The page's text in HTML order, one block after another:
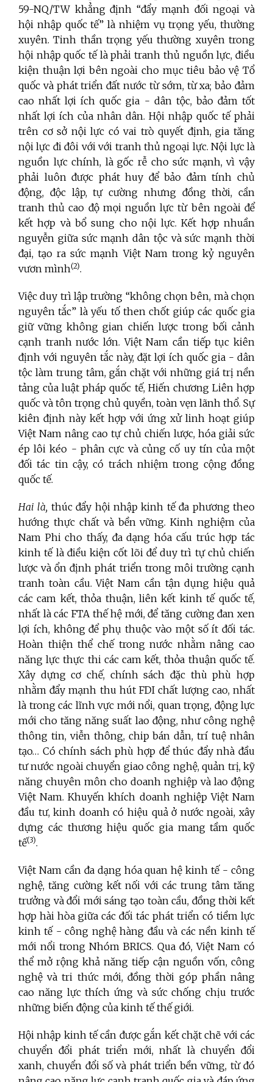
59-NQ/TW khẳng định “đẩy mạnh đối ngoại và
hội nhập quốc tế” là nhiệm vụ trọng yếu, thường
xuyên. Tinh thần trọng yếu thường xuyên trong
hội nhập quốc tế là phải tranh thủ nguồn lực, điều
kiện thuận lợi bên ngoài cho mục tiêu bảo vệ Tổ
quốc và phát triển đất nước từ sớm, từ xa; bảo đảm
cao nhất lợi ích quốc gia - dân tộc, bảo đảm tốt
nhất lợi ích của nhân dân. Hội nhập quốc tế phải
trên cơ sở nội lực có vai trò quyết định, gia tăng
nội lực đi đôi với với tranh thủ ngoại lực. Nội lực là
nguồn lực chính, là gốc rễ cho sức mạnh, vì vậy
phải luôn được phát huy để bảo đảm tính chủ
động, độc lập, tự cường nhưng đồng thời, cần
tranh thủ cao độ mọi nguồn lực từ bên ngoài để
kết hợp và bổ sung cho nội lực. Kết hợp nhuần
nguyễn giữa sức mạnh dân tộc và sức mạnh thời
đại, tạo ra sức mạnh Việt Nam trong kỷ nguyên
vươn mình(2).
Việc duy trì lập trường “không chọn bên, mà chọn
nguyên tắc” là yếu tố then chốt giúp các quốc gia
giữ vững không gian chiến lược trong bối cảnh
cạnh tranh nước lớn. Việt Nam cần tiếp tục kiên
định với nguyên tắc này, đặt lợi ích quốc gia - dân
tộc làm trung tâm, gắn chặt với những giá trị nền
tảng của luật pháp quốc tế, Hiến chương Liên hợp
quốc và tôn trọng chủ quyền, toàn vẹn lãnh thổ. Sự
kiên định này kết hợp với ứng xử linh hoạt giúp
Việt Nam nâng cao tự chủ chiến lược, hóa giải sức
ép lôi kéo - phân cực và củng cố uy tín của một
đối tác tin cậy, có trách nhiệm trong cộng đồng
quốc tế.
Hai là, thúc đẩy hội nhập kinh tế đa phương theo
hướng thực chất và bền vững. Kinh nghiệm của
Nam Phi cho thấy, đa dạng hóa cấu trúc hợp tác
kinh tế là điều kiện cốt lõi để duy trì tự chủ chiến
lược và ổn định phát triển trong môi trường cạnh
tranh toàn cầu. Việt Nam cần tận dụng hiệu quả
các cam kết, thỏa thuận, liên kết kinh tế quốc tế,
nhất là các FTA thế hệ mới, để tăng cường đan xen
lợi ích, không để phụ thuộc vào một số ít đối tác.
Hoàn thiện thể chế trong nước nhằm nâng cao
năng lực thực thi các cam kết, thỏa thuận quốc tế.
Xây dựng cơ chế, chính sách đặc thù phù hợp
nhằm đẩy mạnh thu hút FDI chất lượng cao, nhất
là trong các lĩnh vực mới nổi, quan trọng, động lực
mới cho tăng năng suất lao động, như công nghệ
thông tin, viễn thông, chip bán dẫn, trí tuệ nhân
tạo… Có chính sách phù hợp để thúc đẩy nhà đầu
tư nước ngoài chuyển giao công nghệ, quản trị, kỹ
năng chuyên môn cho doanh nghiệp và lao động
Việt Nam. Khuyến khích doanh nghiệp Việt Nam
đầu tư, kinh doanh có hiệu quả ở nước ngoài, xây
dựng các thương hiệu quốc gia mang tầm quốc
tế(3).
Việt Nam cần đa dạng hóa quan hệ kinh tế - công
nghệ, tăng cường kết nối với các trung tâm tăng
trưởng và đổi mới sáng tạo toàn cầu, đồng thời kết
hợp hài hòa giữa các đối tác phát triển có tiềm lực
kinh tế - công nghệ hàng đầu và các nền kinh tế
mới nổi trong Nhóm BRICS. Qua đó, Việt Nam có
thể mở rộng khả năng tiếp cận nguồn vốn, công
nghệ và tri thức mới, đồng thời góp phần nâng
cao năng lực thích ứng và sức chống chịu trước
những biến động của kinh tế thế giới.
Hội nhập kinh tế cần được gắn kết chặt chẽ với các
chuyển đổi phát triển mới, nhất là chuyển đổi
xanh, chuyển đổi số và phát triển bền vững, từ đó